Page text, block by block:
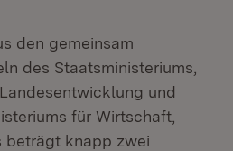
den gemeinsam
des Staatsministeriums,
und
für Wirtschaft,
beträgt knapp zwei